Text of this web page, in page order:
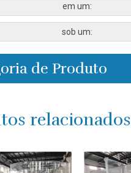
em um:
sob um:
de Produto
relacionados